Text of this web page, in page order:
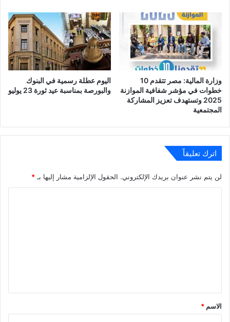
وزارة المالية: مصر تتقدم 10
خطوات في مؤشر شفافية الموازنة
2025 وتستهدف تعزيز المشاركة
المجتمعية
اليوم عطلة رسمية في البنوك
والبورصة بمناسبة عيد ثورة 23 يوليو
اترك تعليقاً
لن يتم نشر عنوان بريدك الإلكتروني. الحقول الإلزامية مشار إليها بـ *
*
الاسم *